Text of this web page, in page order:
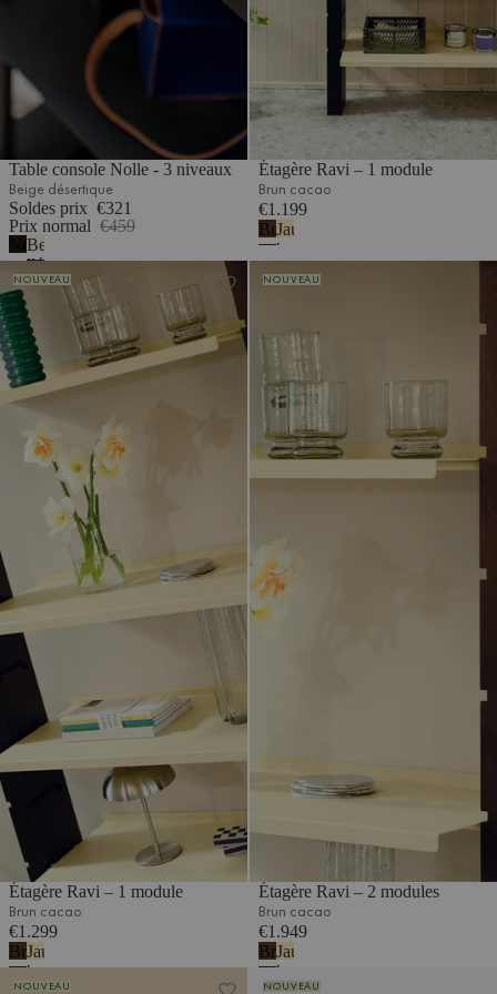
Table console Nolle - 3 niveaux
Beige désertique
Soldes prix €321
Prix normal €459
Noir
volcan
Beige
désertique
Étagère Ravi – 1 module
Brun cacao
€1.199
Brun
cacao
Jaune
beurre
NOUVEAU
Étagère Ravi – 1 module
Brun cacao
€1.299
Brun
cacao
Jaune
beurre
NOUVEAU
Étagère Ravi – 2 modules
Brun cacao
€1.949
Brun
cacao
Jaune
beurre
NOUVEAU NOUVEAU